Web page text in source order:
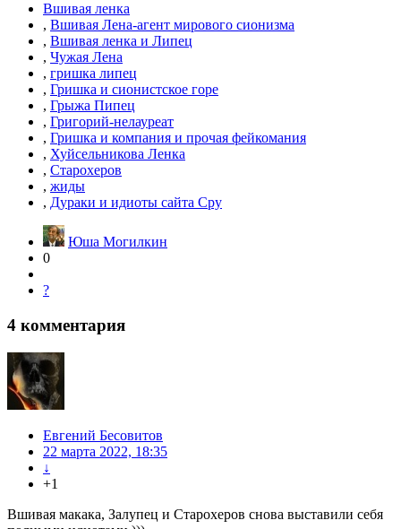
Вшивая ленка
, Вшивая Лена-агент мирового сионизма
, Вшивая ленка и Липец
, Чужая Лена
, гришка липец
, Гришка и сионистское горе
, Грыжа Пипец
, Григорий-нелауреат
, Гришка и компания и прочая фейкомания
, Хуйсельникова Ленка
, Старохеров
, жиды
, Дураки и идиоты сайта Сру
Юша Могилкин
0
?
4 комментария
Евгений Бесовитов
22 марта 2022, 18:35
↓
+1
Вшивая макака, Залупец и Старохеров снова выставили себя